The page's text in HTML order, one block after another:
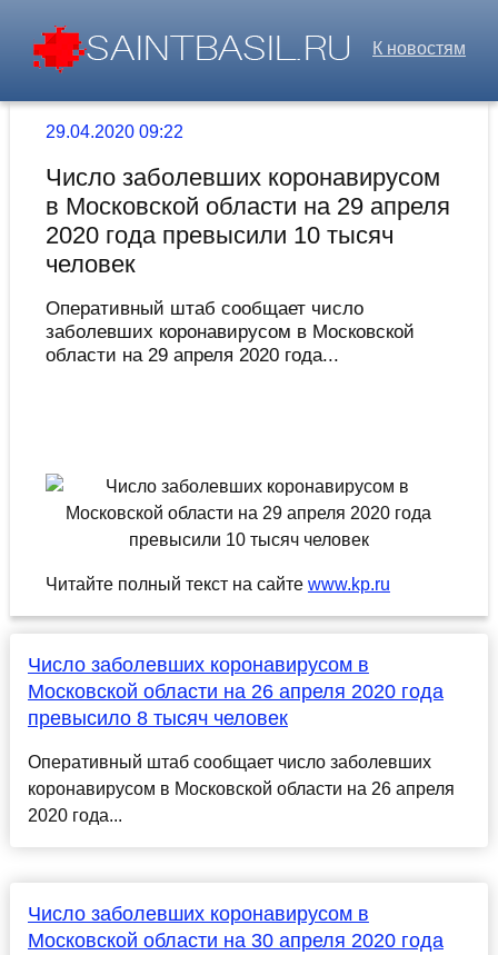
К новостям
29.04.2020 09:22
Число заболевших коронавирусом
в Московской области на 29 апреля
2020 года превысили 10 тысяч
человек
Оперативный штаб сообщает число
заболевших коронавирусом в Московской
области на 29 апреля 2020 года...
Читайте полный текст на сайте www.kp.ru
Число заболевших коронавирусом в
Московской области на 26 апреля 2020 года
превысило 8 тысяч человек
Оперативный штаб сообщает число заболевших
коронавирусом в Московской области на 26 апреля
2020 года...
Число заболевших коронавирусом в
Московской области на 30 апреля 2020 года